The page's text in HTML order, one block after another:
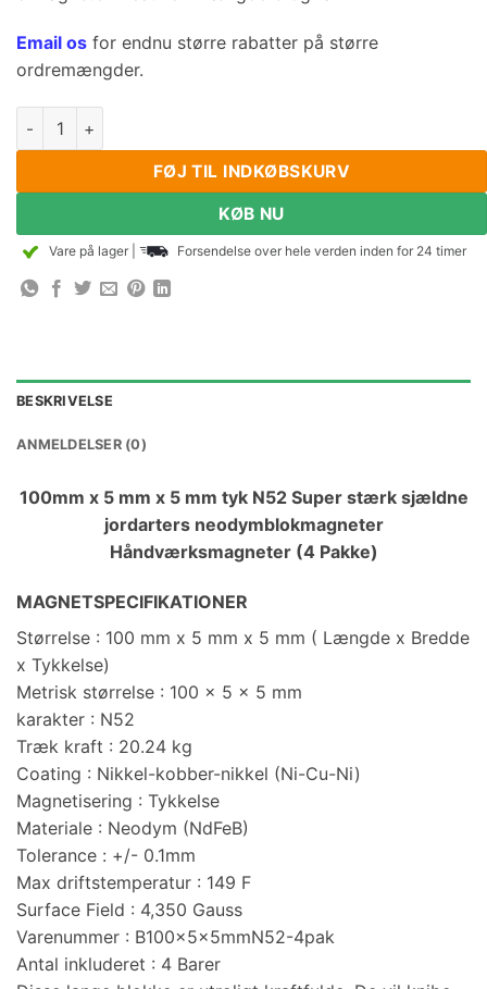
Email os for endnu større rabatter på større
ordremængder.
100mm x 5 mm x 5 mm Neodymium blokmagnet N52
FØJ TIL INDKØBSKURV
KØB NU
Vare på lager Forsendelse over hele verden inden for 24 timer
BESKRIVELSE
ANMELDELSER (0)
100mm x 5 mm x 5 mm tyk N52 Super stærk sjældne
jordarters neodymblokmagneter
Håndværksmagneter (4 Pakke)
MAGNETSPECIFIKATIONER
Størrelse : 100 mm x 5 mm x 5 mm ( Længde x Bredde
x Tykkelse)
Metrisk størrelse : 100 x 5 x 5 mm
karakter : N52
Træk kraft : 20.24 kg
Coating : Nikkel-kobber-nikkel (Ni-Cu-Ni)
Magnetisering : Tykkelse
Materiale : Neodym (NdFeB)
Tolerance : +/- 0.1mm
Max driftstemperatur : 149 F
Surface Field : 4,350 Gauss
Varenummer : B100x5x5mmN52-4pak
Antal inkluderet : 4 Barer